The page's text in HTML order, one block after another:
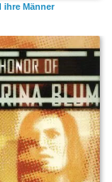
ihre Männer